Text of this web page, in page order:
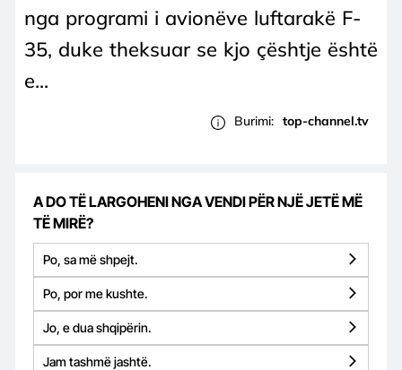
nga programi i avionëve luftarakë F-
35, duke theksuar se kjo çështje është
e...
Burimi: top-channel.tv
A DO TË LARGOHENI NGA VENDI PËR NJË JETË MË
TË MIRË?
Po, sa më shpejt.
Po, por me kushte.
Jo, e dua shqipërin.
Jam tashmë jashtë.